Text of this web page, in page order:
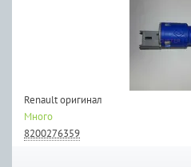
Renault оригинал
Много
8200276359